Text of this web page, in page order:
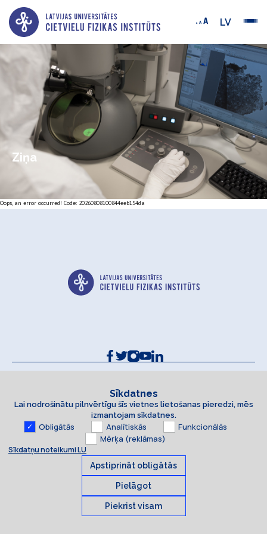
LV
Ziņa
Oops, an error occurred! Code: 20260808100844eeb154da
Kontakti un rekvizīti
Piekļūstamības paziņojums
© 2026 Latvijas Universitāte. Visas tiesības aizsargātas
Sīkdatnes
Lai nodrošinātu pilnvērtīgu šīs vietnes lietošanas pieredzi, mēs
izmantojam sīkdatnes.
Obligātās Analītiskās
Funkcionālās
Mērķa (reklāmas)
Sīkdatņu noteikumi LU
Apstiprināt obligātās
Pielāgot
Piekrist visam